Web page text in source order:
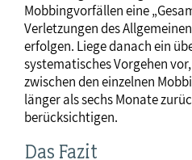
Mobbingvorfällen eine
Verletzungen des
erfolgen. Liege danach ein
systematisches Vorgehen
zwischen den einzelnen
länger als sechs Monate
berücksichtigen.
Das Fazit